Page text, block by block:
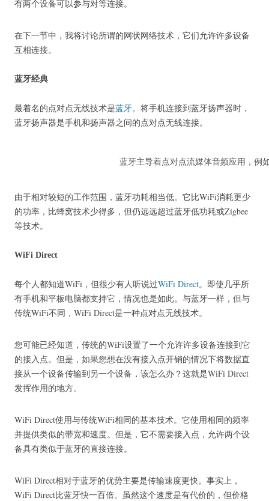
有两个设备可以参与对等连接。
在下一节中，我将讨论所谓的网状网络技术，它们允许许多设备
互相连接。
蓝牙经典
最着名的点对点无线技术是蓝牙。 将手机连接到蓝牙扬声器时，
蓝牙扬声器是手机和扬声器之间的点对点无线连接。
蓝牙主导着点对点流媒体音频应用，例
由于相对较短的工作范围，蓝牙功耗相当低。 它比WiFi消耗更少
的功率，比蜂窝技术少得多，但仍远远超过蓝牙低功耗或Zigbee
等技术。
WiFi Direct
每个人都知道WiFi，但很少有人听说过WiFi Direct。 即使几乎所
有手机和平板电脑都支持它，情况也是如此。 与蓝牙一样，但与
传统WiFi不同，WiFi Direct是一种点对点无线技术。
您可能已经知道，传统的WiFi设置了一个允许许多设备连接到它
的接入点。 但是，如果您想在没有接入点开销的情况下将数据直
接从一个设备传输到另一个设备，该怎么办？这就是WiFi Direct
发挥作用的地方。
WiFi Direct使用与传统WiFi相同的基本技术。 它使用相同的频率
并提供类似的带宽和速度。 但是，它不需要接入点，允许两个设
备具有类似于蓝牙的直接连接。
WiFi Direct相对于蓝牙的优势主要是传输速度更快。 事实上，
WiFi Direct比蓝牙快一百倍。 虽然这个速度是有代价的，但价格